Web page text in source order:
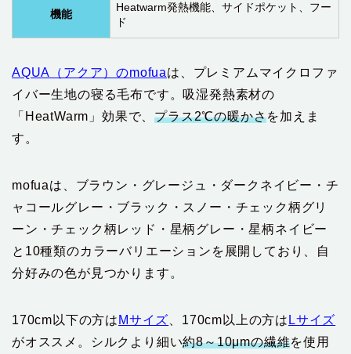
機能
Heatwarm発熱機能、サイドポケット、フー
ド
AQUA（アクア）のmofuaは、プレミアムマイクロファ
イバー生地の寝る毛布です。吸湿発熱素材の
「HeatWarm」効果で、プラス2℃の暖かさを加えま
す。
mofuaは、ブラウン・グレージュ・ダークネイビー・チ
ャコールグレー・ブラック・スノー・チェック柄グリ
ーン・チェック柄レッド・星柄グレー・星柄ネイビー
と10種類のカラーバリエーションを展開しており、自
分好みの色が見つかります。
170cm以下の方は Mサイズ 、170cm以上の方は Lサイズ
がオススメ。シルクより細い約8～10μmの繊維を使用